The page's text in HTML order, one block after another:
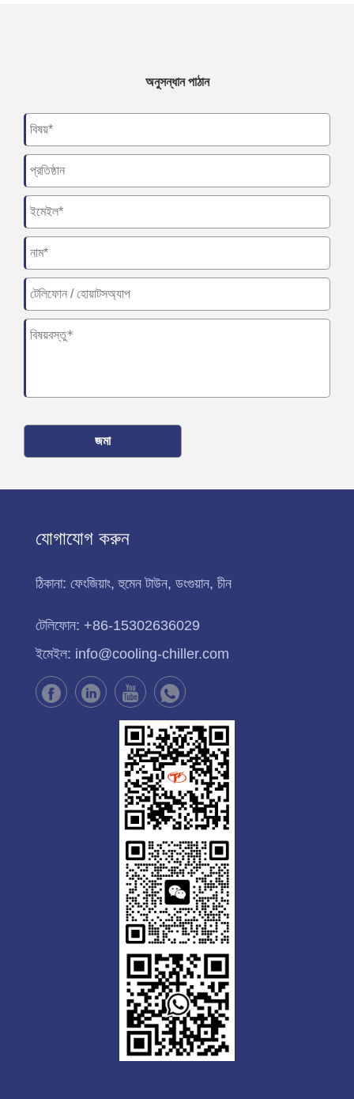
অনুসন্ধান পাঠান
জমা
যোগাযোগ করুন
ঠিকানা: ফেংজিয়াং, হুমেন টাউন, ডংগুয়ান, চীন
টেলিফোন: +86-15302636029
ইমেইল: info@cooling-chiller.com